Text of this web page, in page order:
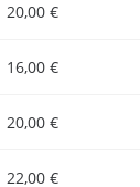
20,00 €
16,00 €
20,00 €
22,00 €